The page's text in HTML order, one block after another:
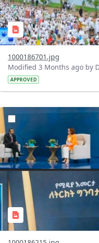
1000186701.jpg
Modified 3 Months ago by
APPROVED